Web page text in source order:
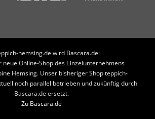
hemsing.de wird Bascara.de:
neue Online-Shop des Einzelunternehmens
Hemsing. Unser bisheriger Shop teppich-
noch parallel betrieben und zukünftig durch
Bascara.de ersetzt.
Zu Bascara.de